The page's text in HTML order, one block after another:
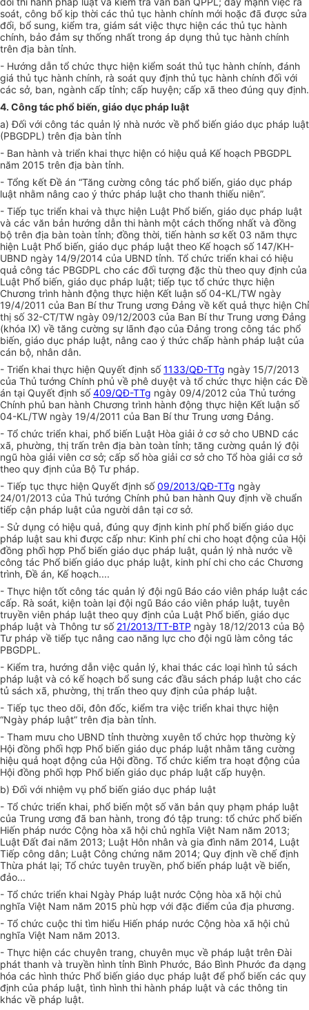
soát, công bố kịp thời các thủ tục hành chính mới hoặc đã được sửa
đổi, bổ sung, kiểm tra, giám sát việc thực hiện các thủ tục hành
chính, bảo đảm sự thống nhất trong áp dụng thủ tục hành chính
trên địa bàn tỉnh.
- Hướng dẫn tổ chức thực hiện kiểm soát thủ tục hành chính, đánh
giá thủ tục hành chính, rà soát quy định thủ tục hành chính đối với
các sở, ban, ngành cấp tỉnh; cấp huyện; cấp xã theo đúng quy định.
4. Công tác phổ biến, giáo dục pháp luật
a) Đối với công tác quản lý nhà nước về phổ biến giáo dục pháp luật
(PBGDPL) trên địa bàn tỉnh
- Ban hành và triển khai thực hiện có hiệu quả Kế hoạch PBGDPL
năm 2015 trên địa bàn tỉnh.
- Tổng kết Đề án “Tăng cường công tác phổ biến, giáo dục pháp
luật nhằm nâng cao ý thức pháp luật cho thanh thiếu niên”.
- Tiếp tục triển khai và thực hiện Luật Phổ biến, giáo dục pháp luật
và các văn bản hướng dẫn thi hành một cách thống nhất và đồng
bộ trên địa bàn toàn tỉnh; đồng thời, tiến hành sơ kết 03 năm thực
hiện Luật Phổ biến, giáo dục pháp luật theo Kế hoạch số 147/KH-
UBND ngày 14/9/2014 của UBND tỉnh. Tổ chức triển khai có hiệu
quả công tác PBGDPL cho các đối tượng đặc thù theo quy định của
Luật Phổ biến, giáo dục pháp luật; tiếp tục tổ chức thực hiện
Chương trình hành động thực hiện Kết luận số 04-KL/TW ngày
19/4/2011 của Ban Bí thư Trung ương Đảng về kết quả thực hiện Chỉ
thị số 32-CT/TW ngày 09/12/2003 của Ban Bí thư Trung ương Đảng
(khóa IX) về tăng cường sự lãnh đạo của Đảng trong công tác phổ
biến, giáo dục pháp luật, nâng cao ý thức chấp hành pháp luật của
cán bộ, nhân dân.
- Triển khai thực hiện Quyết định số1133/QĐ-TTg ngày 15/7/2013
của Thủ tướng Chính phủ về phê duyệt và tổ chức thực hiện các Đề
án tại Quyết định số409/QĐ-TTg ngày 09/4/2012 của Thủ tướng
Chính phủ ban hành Chương trình hành động thực hiện Kết luận số
04-KL/TW ngày 19/4/2011 của Ban Bí thư Trung ương Đảng.
- Tổ chức triển khai, phổ biến Luật Hòa giải ở cơ sở cho UBND các
xã, phường, thị trấn trên địa bàn toàn tỉnh; tăng cường quản lý đội
ngũ hòa giải viên cơ sở; cấp sổ hòa giải cơ sở cho Tổ hòa giải cơ sở
theo quy định của Bộ Tư pháp.
- Tiếp tục thực hiện Quyết định số09/2013/QĐ-TTg ngày
24/01/2013 của Thủ tướng Chính phủ ban hành Quy định về chuẩn
tiếp cận pháp luật của người dân tại cơ sở.
- Sử dụng có hiệu quả, đúng quy định kinh phí phổ biến giáo dục
pháp luật sau khi được cấp như: Kinh phí chi cho hoạt động của Hội
đồng phối hợp Phổ biến giáo dục pháp luật, quản lý nhà nước về
công tác Phổ biến giáo dục pháp luật, kinh phí chi cho các Chương
trình, Đề án, Kế hoạch....
- Thực hiện tốt công tác quản lý đội ngũ Báo cáo viên pháp luật các
cấp. Rà soát, kiện toàn lại đội ngũ Báo cáo viên pháp luật, tuyên
truyền viên pháp luật theo quy định của Luật Phổ biến, giáo dục
pháp luật và Thông tư số 21/2013/TT-BTP ngày 18/12/2013 của Bộ
Tư pháp về tiếp tục nâng cao năng lực cho đội ngũ làm công tác
PBGDPL.
- Kiểm tra, hướng dẫn việc quản lý, khai thác các loại hình tủ sách
pháp luật và có kế hoạch bổ sung các đầu sách pháp luật cho các
tủ sách xã, phường, thị trấn theo quy định của pháp luật.
- Tiếp tục theo dõi, đôn đốc, kiểm tra việc triển khai thực hiện
“Ngày pháp luật” trên địa bàn tỉnh.
- Tham mưu cho UBND tỉnh thường xuyên tổ chức họp thường kỳ
Hội đồng phối hợp Phổ biến giáo dục pháp luật nhằm tăng cường
hiệu quả hoạt động của Hội đồng. Tổ chức kiểm tra hoạt động của
Hội đồng phối hợp Phổ biến giáo dục pháp luật cấp huyện.
b) Đối với nhiệm vụ phổ biến giáo dục pháp luật
- Tổ chức triển khai, phổ biến một số văn bản quy phạm pháp luật
của Trung ương đã ban hành, trong đó tập trung: tổ chức phổ biến
Hiến pháp nước Cộng hòa xã hội chủ nghĩa Việt Nam năm 2013;
Luật Đất đai năm 2013; Luật Hôn nhân và gia đình năm 2014, Luật
Tiếp công dân; Luật Công chứng năm 2014; Quy định về chế định
Thừa phát lại; Tổ chức tuyên truyền, phổ biến pháp luật về biển,
đảo...
- Tổ chức triển khai Ngày Pháp luật nước Cộng hòa xã hội chủ
nghĩa Việt Nam năm 2015 phù hợp với đặc điểm của địa phương.
- Tổ chức cuộc thi tìm hiểu Hiến pháp nước Cộng hòa xã hội chủ
nghĩa Việt Nam năm 2013.
- Thực hiện các chuyên trang, chuyên mục về pháp luật trên Đài
phát thanh và truyền hình tỉnh Bình Phước, Báo Bình Phước đa dạng
hóa các hình thức Phổ biến giáo dục pháp luật để phổ biến các quy
định của pháp luật, tình hình thi hành pháp luật và các thông tin
khác về pháp luật.